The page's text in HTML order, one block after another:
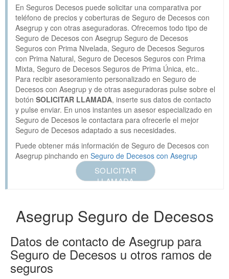
En Seguros Decesos puede solicitar una comparativa por
teléfono de precios y coberturas de Seguro de Decesos con
Asegrup y con otras aseguradoras. Ofrecemos todo tipo de
Seguro de Decesos con Asegrup Seguro de Decesos
Seguros con Prima Nivelada, Seguro de Decesos Seguros
con Prima Natural, Seguro de Decesos Seguros con Prima
Mixta, Seguro de Decesos Seguros de Prima Única, etc..
Para recibir asesoramiento personalizado en Seguro de
Decesos con Asegrup y de otras aseguradoras pulse sobre el
botón SOLICITAR LLAMADA, inserte sus datos de contacto
y pulse enviar. En unos instantes un asesor especializado en
Seguro de Decesos le contactara para ofrecerle el mejor
Seguro de Decesos adaptado a sus necesidades.
Puede obtener más información de Seguro de Decesos con
Asegrup pinchando en Seguro de Decesos con Asegrup
SOLICITAR
LLAMADA
Asegrup Seguro de Decesos
Datos de contacto de Asegrup para
Seguro de Decesos u otros ramos de
seguros